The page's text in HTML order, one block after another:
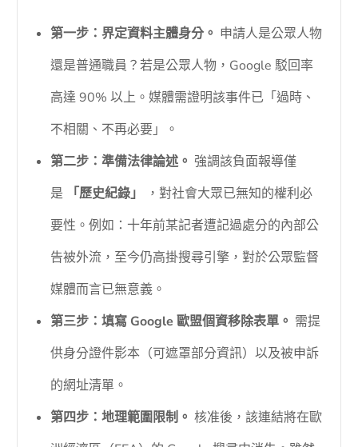
第一步：界定資料主體身分。 申請人是公眾人物
還是普通職員？若是公眾人物，Google 駁回率
高達 90% 以上。媒體需證明該事件已「過時、
不相關、不再必要」。
第二步：準備法律論述。 強調該負面報導僅
是
「歷史紀錄」
，對社會大眾已無知的權利必
要性。例如：十年前某記者遭記過處分的內部公
告被外流，至今仍高掛搜尋引擎，對於公眾監督
媒體而言已無意義。
第三步：填寫 Google 歐盟個資移除表單。 需提
供身分證件影本（可遮罩部分資訊）以及被申訴
的網址清單。
第四步：地理範圍限制。 核准後，該連結將在歐